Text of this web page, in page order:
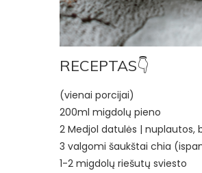
RECEPTAS👇
(vienai porcijai)
200ml migdolų pieno
2 Medjol datulės | nuplautos,
3 valgomi šaukštai chia
1-2 migdolų riešutų sviesto